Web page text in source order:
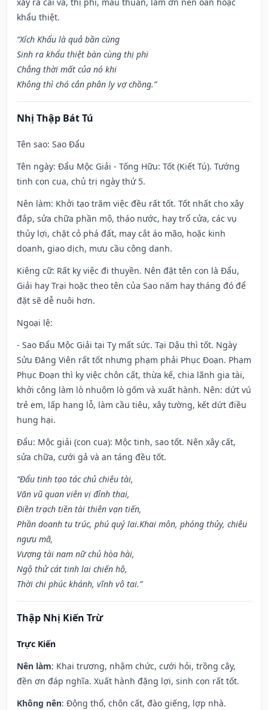
khẩu thiệt.
“Xích Khẩu là quả bần cùng
Sinh ra khẩu thiệt bàn cùng thị phi
Chẳng thời mất của nó khi
Không thì chó cắn phân ly vợ chồng.”
Nhị Thập Bát Tú
Tên sao: Sao Đẩu
Tên ngày: Đẩu Mộc Giải - Tống Hữu: Tốt (Kiết Tú). Tướng
tinh con cua, chủ trị ngày thứ 5.
Nên làm: Khởi tạo trăm việc đều rất tốt. Tốt nhất cho xây
đắp, sửa chữa phần mộ, tháo nước, hay trổ cửa, các vụ
thủy lợi, chặt cỏ phá đất, may cắt áo mão, hoặc kinh
doanh, giao dịch, mưu cầu công danh.
Kiêng cữ: Rất kỵ việc đi thuyền. Nên đặt tên con là Đẩu,
Giải hay Trại hoặc theo tên của Sao năm hay tháng đó để
đặt sẽ dễ nuôi hơn.
Ngoại lệ:
- Sao Đẩu Mộc Giải tại Tỵ mất sức. Tại Dậu thì tốt. Ngày
Sửu Đăng Viên rất tốt nhưng phạm phải Phục Đoạn. Phạm
Phục Đoạn thì kỵ việc chôn cất, thừa kế, chia lãnh gia tài,
khởi công làm lò nhuộm lò gốm và xuất hành. Nên: dứt vú
trẻ em, lấp hang lỗ, làm cầu tiêu, xây tường, kết dứt điều
hung hại.
Đẩu: Mộc giải (con cua): Mộc tinh, sao tốt. Nên xây cất,
sửa chữa, cưới gả và an táng đều tốt.
“Đẩu tinh tạo tác chủ chiêu tài,
Văn vũ quan viên vị đỉnh thai,
Điền trạch tiền tài thiên vạn tiến,
Phần doanh tu trúc, phú quý lai.Khai môn, phóng thủy, chiêu
ngưu mã,
Vượng tài nam nữ chủ hòa hài,
Ngộ thử cát tinh lai chiến hộ,
Thời chi phúc khánh, vĩnh vô tai.”
Thập Nhị Kiến Trừ
Trực Kiến
Nên làm: Khai trương, nhậm chức, cưới hỏi, trồng cây,
đền ơn đáp nghĩa. Xuất hành đặng lợi, sinh con rất tốt.
Không nên: Động thổ, chôn cất, đào giếng, lợp nhà.